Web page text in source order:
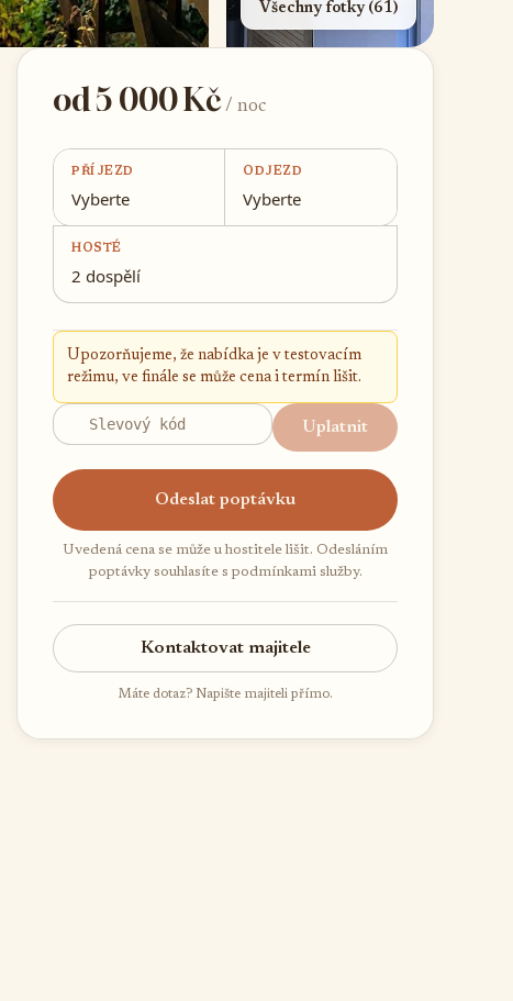
Všechny fotky (61)
od 5 000 Kč/ noc
PŘÍJEZD
Vyberte
ODJEZD
Vyberte
HOSTÉ
2 dospělí
Upozorňujeme, že nabídka je v testovacím
režimu, ve finále se může cena i termín lišit.
Uplatnit
Odeslat poptávku
Uvedená cena se může u hostitele lišit. Odesláním
poptávky souhlasíte s podmínkami služby.
Kontaktovat majitele
Máte dotaz? Napište majiteli přímo.